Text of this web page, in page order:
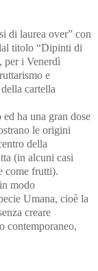
di laurea over” con
titolo “Dipinti di
per i Venerdì
e
cartella
ha una gran dose
le origini
della
(in alcuni casi
come frutti).
modo
Umana, cioè la
creare
contemporaneo,